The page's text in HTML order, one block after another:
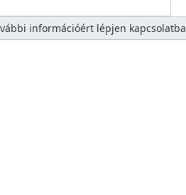
információért lépjen